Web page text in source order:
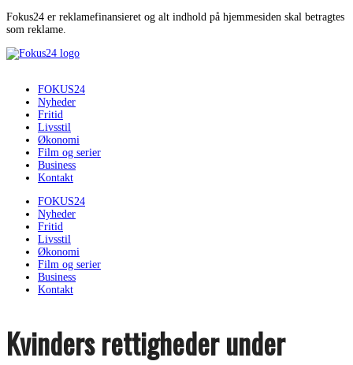
Fokus24 er reklamefinansieret og alt indhold på hjemmesiden skal betragtes
som reklame.
FOKUS24
Nyheder
Fritid
Livsstil
Økonomi
Film og serier
Business
Kontakt
FOKUS24
Nyheder
Fritid
Livsstil
Økonomi
Film og serier
Business
Kontakt
Kvinders rettigheder under